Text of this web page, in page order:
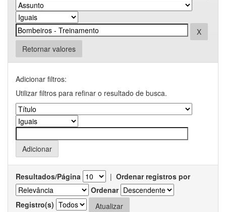
Retornar valores
Adicionar filtros:
Utilizar filtros para refinar o resultado de busca.
Resultados/Página | Ordenar registros por
Ordenar
Registro(s)